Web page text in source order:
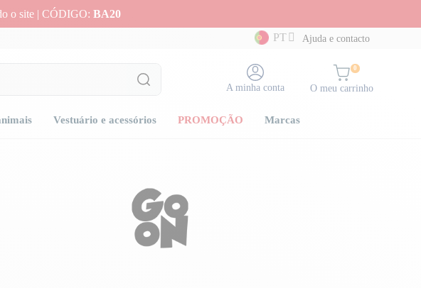
o site | CÓDIGO: BA20
PT
Ajuda e contacto
A minha conta
0
O meu carrinho
Vestuário e acessórios PROMOÇÃO Marcas